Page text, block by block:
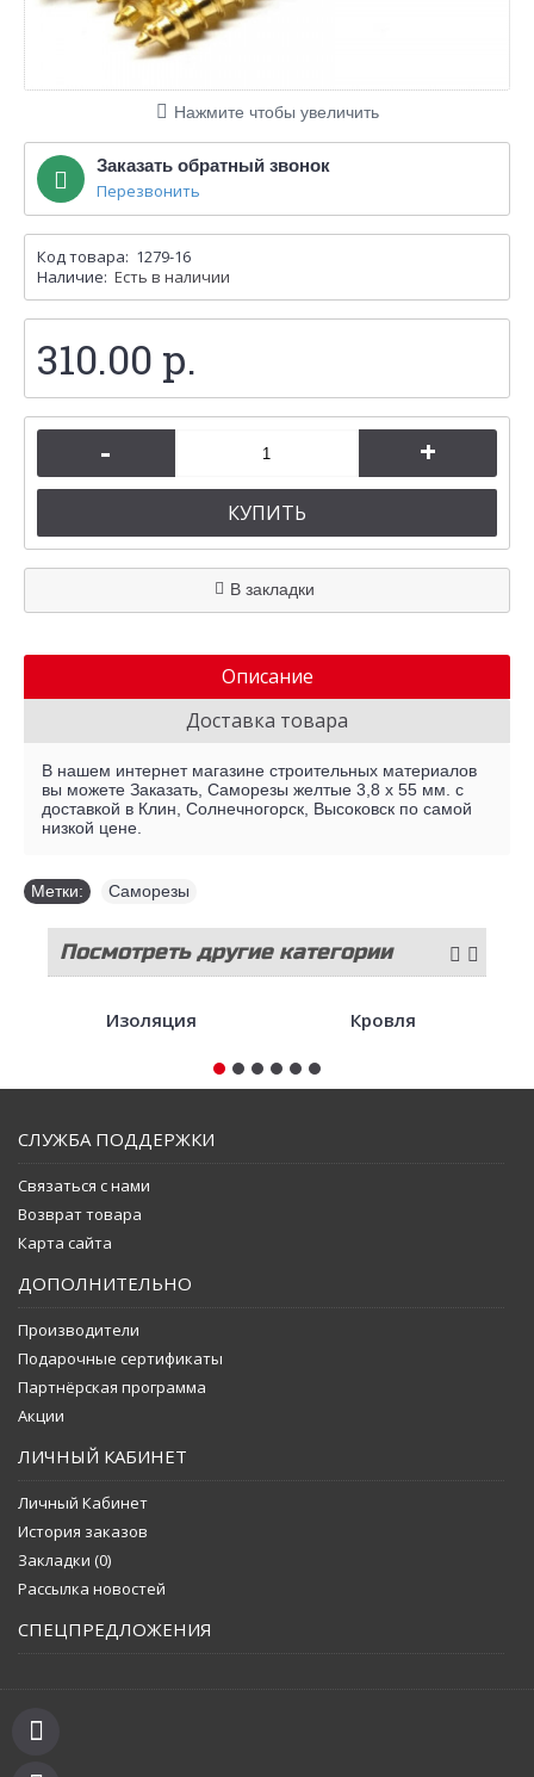
Нажмите чтобы увеличить
Заказать обратный звонок
Перезвонить
Код товара: 1279-16
Наличие: Есть в наличии
310.00 р.
- +
КУПИТЬ
В закладки
Описание
Доставка товара
В нашем интернет магазине строительных материалов
вы можете Заказать, Саморезы желтые 3,8 х 55 мм. с
доставкой в Клин, Солнечногорск, Высоковск по самой
низкой цене.
Метки: Саморезы
Посмотреть другие категории
Изоляция Кровля
СЛУЖБА ПОДДЕРЖКИ
Связаться с нами
Возврат товара
Карта сайта
ДОПОЛНИТЕЛЬНО
Производители
Подарочные сертификаты
Партнёрская программа
Акции
ЛИЧНЫЙ КАБИНЕТ
Личный Кабинет
История заказов
Закладки (0)
Рассылка новостей
СПЕЦПРЕДЛОЖЕНИЯ